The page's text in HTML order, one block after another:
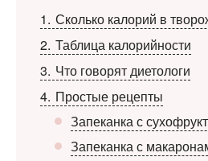
1 Сколько калорий в
2 Таблица калорийности
3 Что говорят диетологи
4 Простые рецепты
Запеканка с
Запеканка с